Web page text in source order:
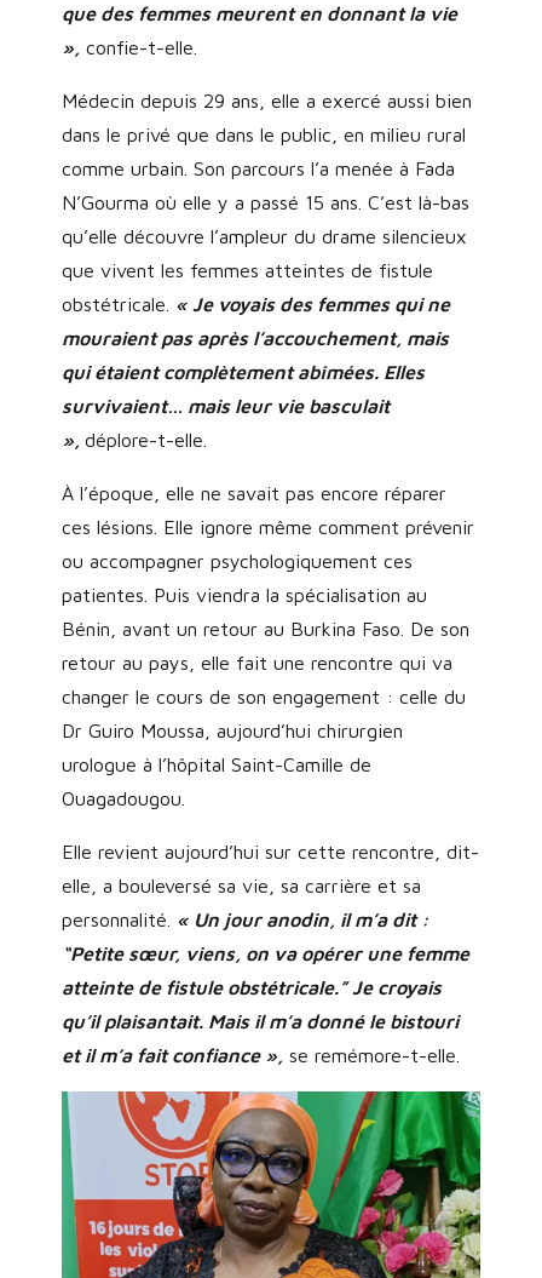
que des femmes meurent en donnant la vie
», confie-t-elle.
Médecin depuis 29 ans, elle a exercé aussi bien
dans le privé que dans le public, en milieu rural
comme urbain. Son parcours l’a menée à Fada
N’Gourma où elle y a passé 15 ans. C’est là-bas
qu’elle découvre l’ampleur du drame silencieux
que vivent les femmes atteintes de fistule
obstétricale. « Je voyais des femmes qui ne
mouraient pas après l’accouchement, mais
qui étaient complètement abîmées. Elles
survivaient… mais leur vie basculait
»,déplore-t-elle.
À l’époque, elle ne savait pas encore réparer
ces lésions. Elle ignore même comment prévenir
ou accompagner psychologiquement ces
patientes. Puis viendra la spécialisation au
Bénin, avant un retour au Burkina Faso. De son
retour au pays, elle fait une rencontre qui va
changer le cours de son engagement : celle du
Dr Guiro Moussa, aujourd’hui chirurgien
urologue à l’hôpital Saint-Camille de
Ouagadougou.
Elle revient aujourd’hui sur cette rencontre, dit-
elle, a bouleversé sa vie, sa carrière et sa
personnalité. « Un jour anodin, il m’a dit :
“Petite sœur, viens, on va opérer une femme
atteinte de fistule obstétricale.” Je croyais
qu’il plaisantait. Mais il m’a donné le bistouri
et il m’a fait confiance », se remémore-t-elle.